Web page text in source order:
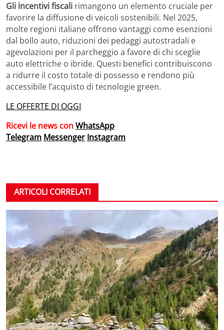
Gli incentivi fiscali rimangono un elemento cruciale per
favorire la diffusione di veicoli sostenibili. Nel 2025,
molte regioni italiane offrono vantaggi come esenzioni
dal bollo auto, riduzioni dei pedaggi autostradali e
agevolazioni per il parcheggio a favore di chi sceglie
auto elettriche o ibride. Questi benefici contribuiscono
a ridurre il costo totale di possesso e rendono più
accessibile l’acquisto di tecnologie green.
LE OFFERTE DI OGGI
Ricevi le news conWhatsApp
Telegram Messenger Instagram
ARTICOLI CORRELATI